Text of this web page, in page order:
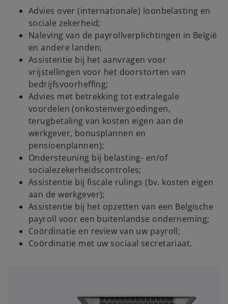
Advies over (internationale) loonbelasting en
sociale zekerheid;
Naleving van de payrollverplichtingen in België
en andere landen;
Assistentie bij het aanvragen voor
vrijstellingen voor het doorstorten van
bedrijfsvoorheffing;
Advies met betrekking tot extralegale
voordelen (onkostenvergoedingen,
terugbetaling van kosten eigen aan de
werkgever, bonusplannen en
pensioenplannen);
Ondersteuning bij belasting- en/of
socialezekerheidscontroles;
Assistentie bij fiscale rulings (bv. kosten eigen
aan de werkgever);
Assistentie bij het opzetten van een Belgische
payroll voor een buitenlandse onderneming;
Coördinatie en review van uw payroll;
Coördinatie met uw sociaal secretariaat.